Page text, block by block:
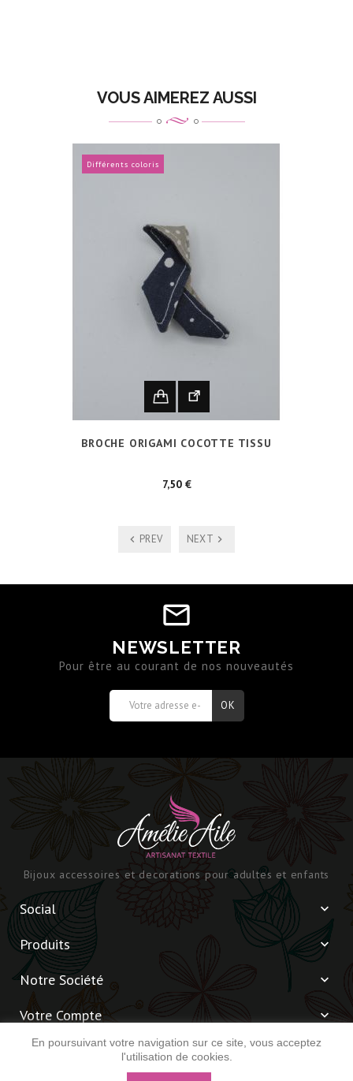
VOUS AIMEREZ AUSSI
Différents coloris
BROCHE ORIGAMI COCOTTE TISSU
7,50 €Prix
PREV NEXT
NEWSLETTER
Pour être au courant de nos nouveautés
Bijoux accessoires et decorations pour adultes et enfants
Social 
Produits 
Notre Société 
Votre Compte 
Informations 
En poursuivant votre navigation sur ce site, vous acceptez
l'utilisation de cookies.